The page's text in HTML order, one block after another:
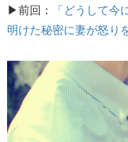
▶前回：
「どうして
明けた秘密に妻が怒り